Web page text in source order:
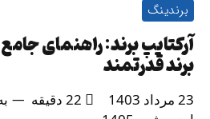
برندینگ
آرکتایپ برند: راهنمای
برند قدرتمند
23 مرداد 1403 22 دقیقه